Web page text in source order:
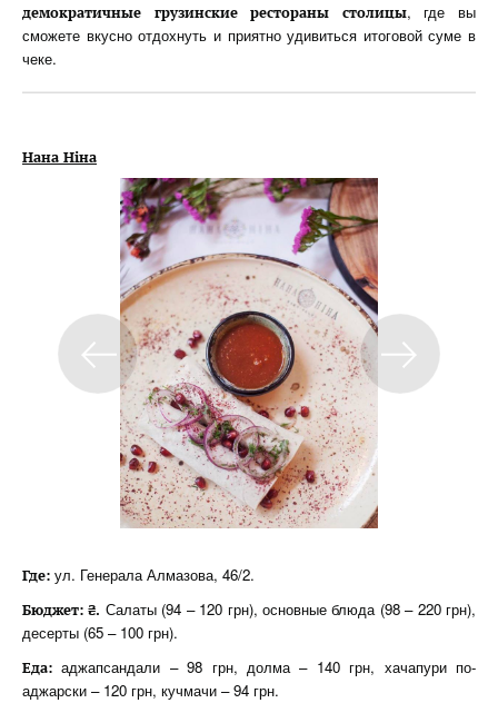
демократичные грузинские рестораны столицы, где вы
сможете вкусно отдохнуть и приятно удивиться итоговой суме в
чеке.
Нана Ніна
Где: ул. Генерала Алмазова, 46/2.
Бюджет: ₴. Салаты (94 – 120 грн), основные блюда (98 – 220 грн),
десерты (65 – 100 грн).
Еда: аджапсандали – 98 грн, долма – 140 грн, хачапури по-
аджарски – 120 грн, кучмачи – 94 грн.